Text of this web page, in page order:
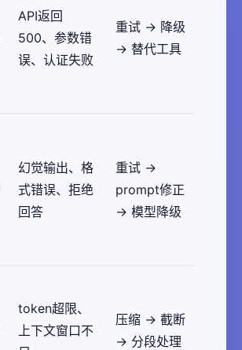
API返回
500、参数错
误、认证失败
重试 → 降级
→ 替代工具
幻觉输出、格
式错误、拒绝
回答
重试 →
prompt修正
→ 模型降级
token超限、
上下文窗口不
压缩 → 截断
→ 分段处理